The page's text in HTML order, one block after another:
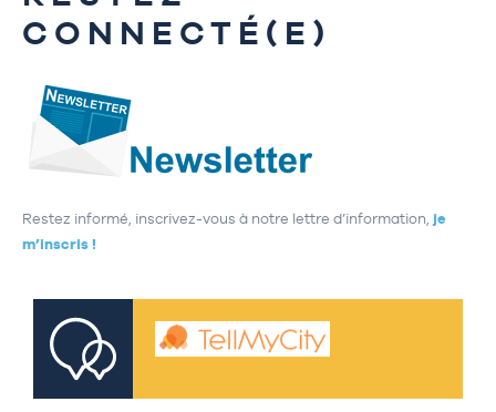
CONNECTÉ(E)
Restez informé, inscrivez-vous à notre lettre d’information, je
m’inscris !